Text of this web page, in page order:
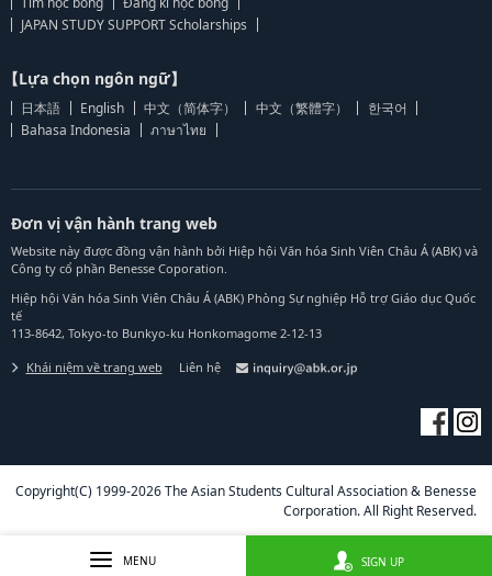
JAPAN STUDY SUPPORT Scholarships
【Lựa chọn ngôn ngữ】
日本語 English 中文（简体字） 中文（繁體字）
한국어
Bahasa Indonesia
ภาษาไทย
Đơn vị vận hành trang web
Website này được đồng vận hành bởi Hiệp hội Văn hóa Sinh Viên Châu Á (ABK) và
Công ty cổ phần Benesse Coporation.
Hiệp hội Văn hóa Sinh Viên Châu Á (ABK) Phòng Sự nghiệp Hỗ trợ Giáo dục Quốc
tế
113-8642, Tokyo-to Bunkyo-ku Honkomagome 2-12-13
Khái niệm về trang web Liên hệ
Copyright(C) 1999-2026 The Asian Students Cultural Association & Benesse
Corporation. All Right Reserved.
MENU SIGN UP